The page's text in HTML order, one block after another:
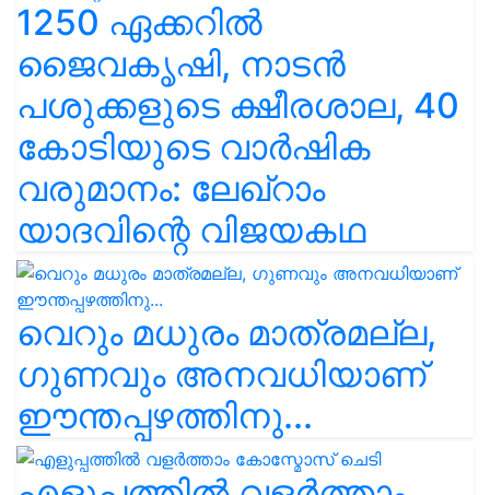
1250 ഏക്കറിൽ
ജൈവകൃഷി, നാടൻ
പശുക്കളുടെ ക്ഷീരശാല, 40
കോടിയുടെ വാർഷിക
വരുമാനം: ലേഖ്‌റാം
യാദവിന്റെ വിജയകഥ
വെറും മധുരം മാത്രമല്ല,
ഗുണവും അനവധിയാണ്
ഈന്തപ്പഴത്തിനു...